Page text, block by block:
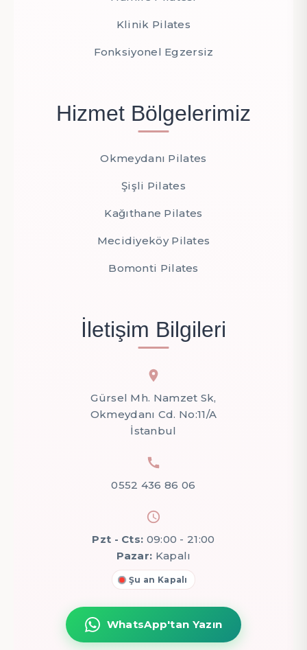
Klinik Pilates
Fonksiyonel Egzersiz
Hizmet Bölgelerimiz
Okmeydanı Pilates
Şişli Pilates
Kağıthane Pilates
Mecidiyeköy Pilates
Bomonti Pilates
İletişim Bilgileri
Gürsel Mh. Namzet Sk,
Okmeydanı Cd. No:11/A
İstanbul
0552 436 86 06
Pzt - Cts: 09:00 - 21:00
Pazar: Kapalı
Şu an Kapalı
WhatsApp'tan Yazın